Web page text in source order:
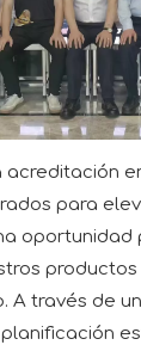
acreditación
para
oportunidad
A través de